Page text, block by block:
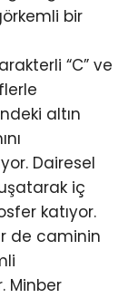
bir
“C” ve
altın
Dairesel
iç
katıyor.
de caminin
Minber